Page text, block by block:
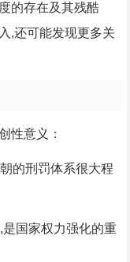
的存在及其残酷
,还可能发现更多关
性意义：
的刑罚体系很大程
国家权力强化的重